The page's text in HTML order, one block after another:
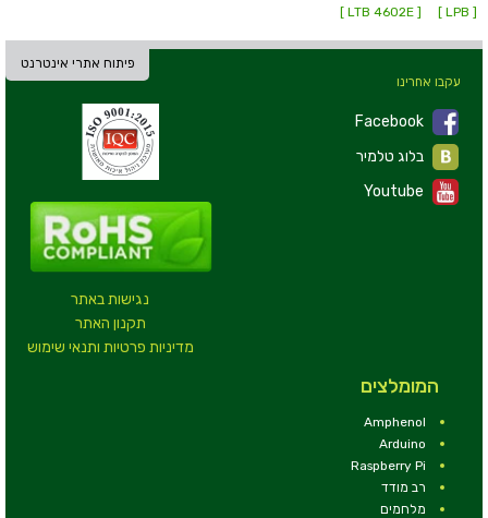
[ LPB ]
[ LTB 4602E ]
פיתוח אתרי אינטרנט
נגישות באתר
תקנון האתר
מדיניות פרטיות ותנאי שימוש
עקבו אחרינו
Facebook
Youtube
המומלצים
Amphenol
Arduino
Raspberry Pi
רב מודד
מלחמים